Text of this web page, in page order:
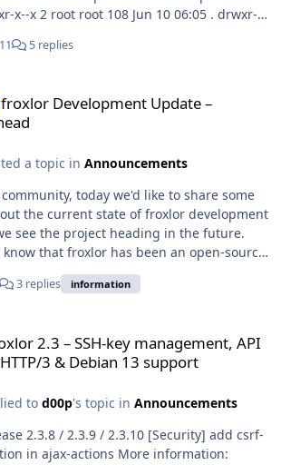
root 108 Jun 10 06:05 . drwxr-
1-
es seit jahren problemlos funktioniert
auf die statistiken)
5 replies
froxlor Development Update –
a topic in Announcements
today we'd like to share some
the current state of froxlor development
see the project heading in the future.
know that froxlor has been an open-source
very long time. Some of us have been
developing it for well over a decade,
us: building something useful while
the process. Recently, however, the
many other open-source projects, we
heavily assisted by AI tools. While some of
3 replies information
2.3 – SSH-key management, API
3 & Debian 13 support
to d00p's topic in Announcements
2.3.8 / 2.3.9 / 2.3.10 [Security] add csrf-
in ajax-actions More information: